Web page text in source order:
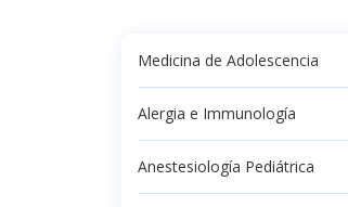
Medicina de Adolescencia
Alergia e Immunología
Anestesiología Pediátrica